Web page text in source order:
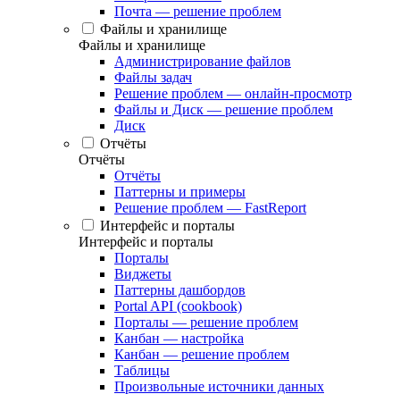
Почта — решение проблем
Файлы и хранилище
Файлы и хранилище
Администрирование файлов
Файлы задач
Решение проблем — онлайн-просмотр
Файлы и Диск — решение проблем
Диск
Отчёты
Отчёты
Отчёты
Паттерны и примеры
Решение проблем — FastReport
Интерфейс и порталы
Интерфейс и порталы
Порталы
Виджеты
Паттерны дашбордов
Portal API (cookbook)
Порталы — решение проблем
Канбан — настройка
Канбан — решение проблем
Таблицы
Произвольные источники данных